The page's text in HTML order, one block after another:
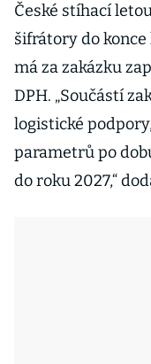
České stíhací
šifrátory do
má za zakázku
DPH. „Součástí
logistické
parametrů po
do roku 2027,“